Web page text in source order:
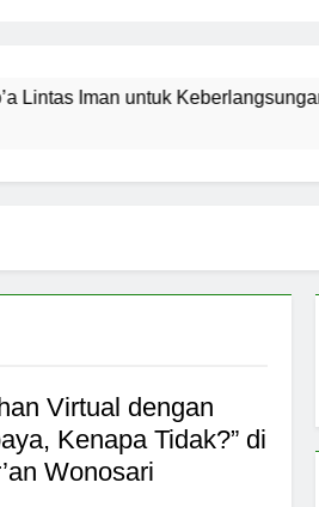
untuk Keberlangsungan
Virtual dengan
Kenapa Tidak?” di
Wonosari